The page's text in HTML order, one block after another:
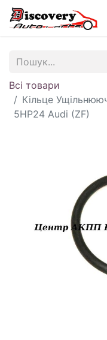
Всі товари
Кільце
5HP24 Audi (ZF)